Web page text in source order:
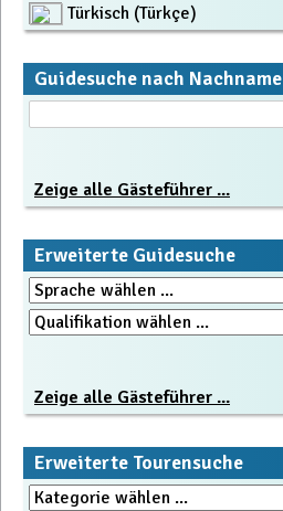
Türkisch (Türkçe)
Guidesuche nach Nachname
Zeige alle Gästeführer ...
Erweiterte Guidesuche
Zeige alle Gästeführer ...
Erweiterte Tourensuche